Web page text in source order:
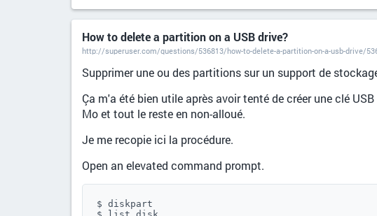
How to delete a partition on a USB drive?
http://superuser.com/questions/536813/how-to-delete-a-partition-on-a-usb-drive/
Supprimer une ou des partitions sur un support de
Ça m'a été bien utile après avoir tenté de créer une clé
Mo et tout le reste en non-alloué.
Je me recopie ici la procédure.
Open an elevated command prompt.
$ diskpart